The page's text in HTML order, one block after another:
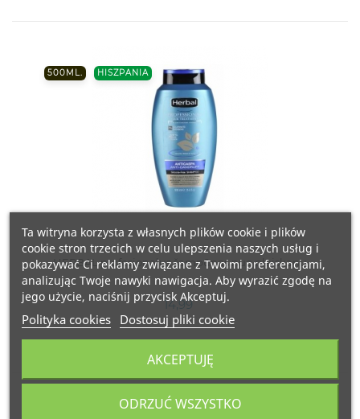
500ML. HISZPANIA
HERBAL profesionalus šampūnas nuo pleiskanų
14,99
Ta witryna korzysta z własnych plików cookie i plików
cookie stron trzecich w celu ulepszenia naszych usług i
pokazywać Ci reklamy związane z Twoimi preferencjami,
analizując Twoje nawyki nawigacja. Aby wyrazić zgodę na
jego użycie, naciśnij przycisk Akceptuj.
Polityka cookies Dostosuj pliki cookie
ODRZUĆ WSZYSTKO
AKCEPTUJĘ